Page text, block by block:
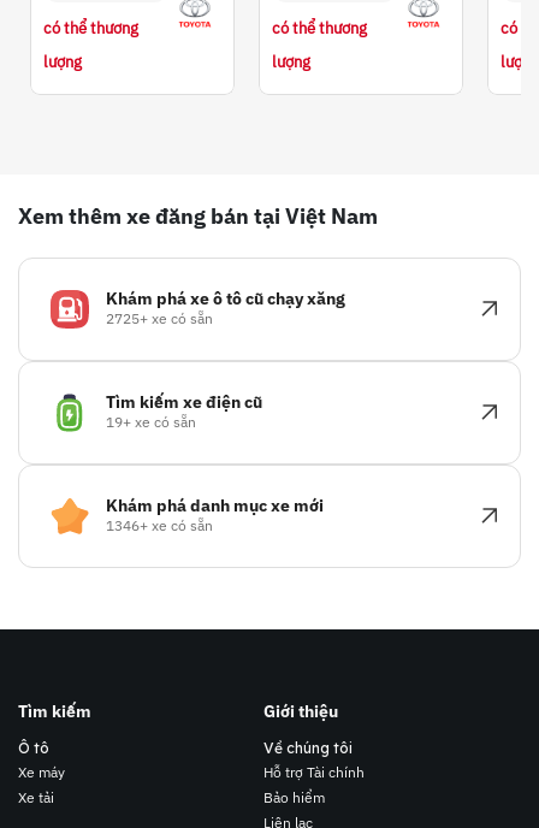
có thể thương
lượng
có thể thương
lượng
có
lượng
Xem thêm xe đăng bán tại Việt Nam
Khám phá xe ô tô cũ chạy xăng
2725+ xe có sẵn
Tìm kiếm xe điện cũ
19+ xe có sẵn
Khám phá danh mục xe mới
1346+ xe có sẵn
Tìm kiếm
Ô tô
Xe máy
Xe tải
Giới thiệu
Về chúng tôi
Hỗ trợ Tài chính
Bảo hiểm
Liên lạc